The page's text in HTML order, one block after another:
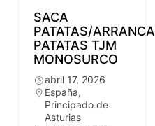
SACA
PATATAS/ARRANCA
PATATAS TJM
MONOSURCO
abril 17, 2026
España,
Principado de
Asturias